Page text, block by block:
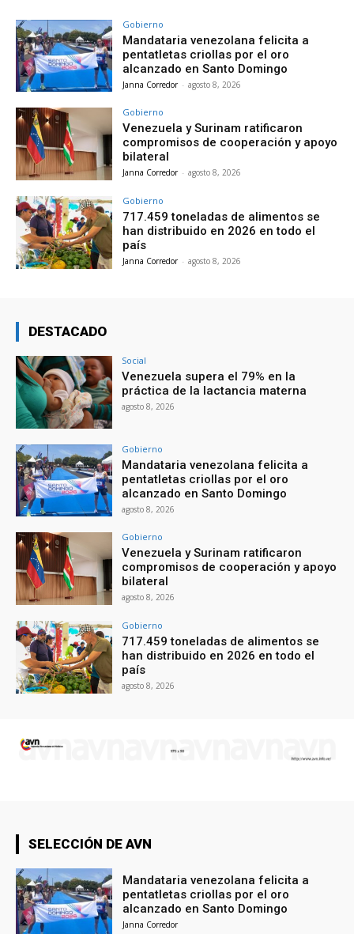
Gobierno
Mandataria venezolana felicita a
pentatletas criollas por el oro
alcanzado en Santo Domingo
Janna Corredor - agosto 8, 2026
Gobierno
Venezuela y Surinam ratificaron
compromisos de cooperación y apoyo
bilateral
Janna Corredor - agosto 8, 2026
Gobierno
717.459 toneladas de alimentos se
han distribuido en 2026 en todo el
país
Janna Corredor - agosto 8, 2026
DESTACADO
Social
Venezuela supera el 79% en la
práctica de la lactancia materna
agosto 8, 2026
Gobierno
Mandataria venezolana felicita a
pentatletas criollas por el oro
alcanzado en Santo Domingo
agosto 8, 2026
Gobierno
Venezuela y Surinam ratificaron
compromisos de cooperación y apoyo
bilateral
agosto 8, 2026
Gobierno
717.459 toneladas de alimentos se
han distribuido en 2026 en todo el
país
agosto 8, 2026
SELECCIÓN DE AVN
Mandataria venezolana felicita a
pentatletas criollas por el oro
alcanzado en Santo Domingo
Janna Corredor